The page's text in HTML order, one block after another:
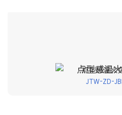
点型感温火
JTW-ZD-